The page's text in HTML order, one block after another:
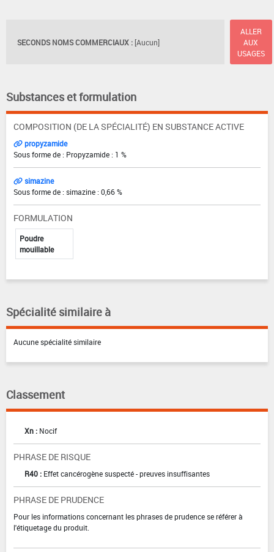
SECONDS NOMS COMMERCIAUX : [Aucun]
ALLER
AUX
USAGES
Substances et formulation
COMPOSITION (DE LA SPÉCIALITÉ) EN SUBSTANCE ACTIVE
propyzamide
Sous forme de : Propyzamide : 1 %
simazine
Sous forme de : simazine : 0,66 %
FORMULATION
Poudre
mouillable
Spécialité similaire à
Aucune spécialité similaire
Classement
Xn : Nocif
PHRASE DE RISQUE
R40 : Effet cancérogène suspecté - preuves insuffisantes
PHRASE DE PRUDENCE
Pour les informations concernant les phrases de prudence se référer à
l'étiquetage du produit.